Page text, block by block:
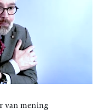
van mening